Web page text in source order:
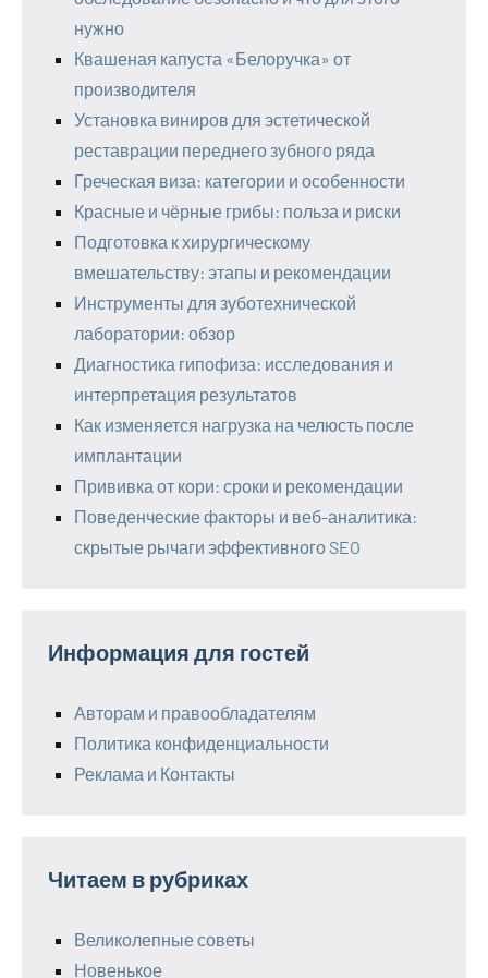
нужно
Квашеная капуста «Белоручка» от
производителя
Установка виниров для эстетической
реставрации переднего зубного ряда
Греческая виза: категории и особенности
Красные и чёрные грибы: польза и риски
Подготовка к хирургическому
вмешательству: этапы и рекомендации
Инструменты для зуботехнической
лаборатории: обзор
Диагностика гипофиза: исследования и
интерпретация результатов
Как изменяется нагрузка на челюсть после
имплантации
Прививка от кори: сроки и рекомендации
Поведенческие факторы и веб-аналитика:
скрытые рычаги эффективного SEO
Информация для гостей
Авторам и правообладателям
Политика конфиденциальности
Реклама и Контакты
Читаем в рубриках
Великолепные советы
Новенькое